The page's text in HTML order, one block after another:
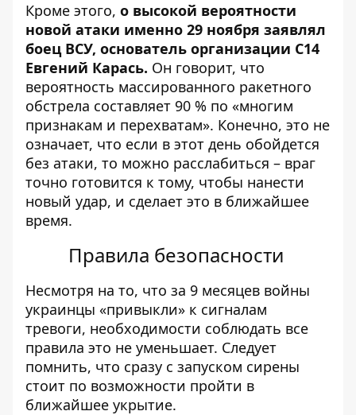
Кроме этого, о высокой вероятности
новой атаки именно 29 ноября заявлял
боец ​​ВСУ, основатель организации С14
Евгений Карась. Он говорит, что
вероятность массированного ракетного
обстрела составляет 90 % по «многим
признакам и перехватам». Конечно, это не
означает, что если в этот день обойдется
без атаки, то можно расслабиться – враг
точно готовится к тому, чтобы нанести
новый удар, и сделает это в ближайшее
время.
Правила безопасности
Несмотря на то, что за 9 месяцев войны
украинцы «привыкли» к сигналам
тревоги, необходимости соблюдать все
правила это не уменьшает. Следует
помнить, что сразу с запуском сирены
стоит по возможности пройти в
ближайшее укрытие.